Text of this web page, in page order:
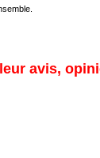
avis,